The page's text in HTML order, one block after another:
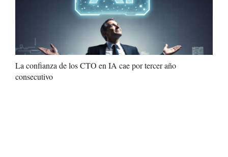
La confianza de los CTO en IA cae por tercer año
consecutivo